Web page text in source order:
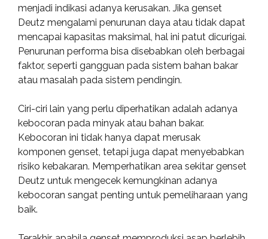
menjadi indikasi adanya kerusakan. Jika genset
Deutz mengalami penurunan daya atau tidak dapat
mencapai kapasitas maksimal, hal ini patut dicurigai.
Penurunan performa bisa disebabkan oleh berbagai
faktor, seperti gangguan pada sistem bahan bakar
atau masalah pada sistem pendingin.
Ciri-ciri lain yang perlu diperhatikan adalah adanya
kebocoran pada minyak atau bahan bakar.
Kebocoran ini tidak hanya dapat merusak
komponen genset, tetapi juga dapat menyebabkan
risiko kebakaran. Memperhatikan area sekitar genset
Deutz untuk mengecek kemungkinan adanya
kebocoran sangat penting untuk pemeliharaan yang
baik.